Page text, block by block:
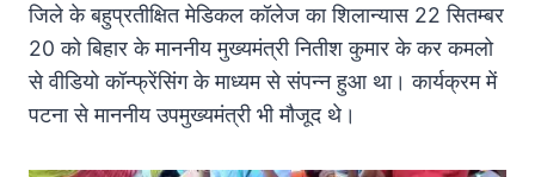
जिले के बहुप्रतीक्षित मेडिकल कॉलेज का शिलान्यास 22 सितम्बर
20 को बिहार के माननीय मुख्यमंत्री नितीश कुमार के कर कमलो
से वीडियो काॅन्फ्रेंसिंग के माध्यम से संपन्न हुआ था। कार्यक्रम में
पटना से माननीय उपमुख्यमंत्री भी मौजूद थे।